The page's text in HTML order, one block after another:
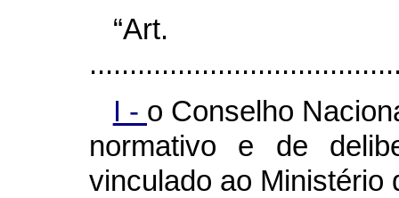
I - o Conselho
normativo e de
vinculado ao Ministério